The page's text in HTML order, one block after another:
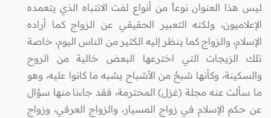
ليس هذا العنوان نوعاً من أنواع لفت الانتباه الذي يتعمده
الإعلاميون، ولكنه التعبير الحقيقي عن الزواج كما أراده
الإسلام، والزواج كما ينظر إليه الكثير من الناس اليوم، خاصة
تلك الزيجات التي اخترعها البعض خالية من الروح
والسكينة، وكأنها شبحٌ من الأشباح يشبه ما كانوا عليه، وهو
ما سألت عنه مجلة (غزل) المحترمة، فقد جاءنا منها سؤال
عن حكم الإسلام في زواج المسيار، والزواج العرفي، وزواج